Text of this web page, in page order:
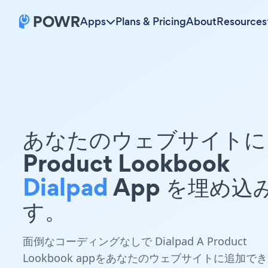
Apps Plans & PricingAboutResources
あなたのウェブサイト
Product Lookbook
DialpadApp を埋め込
す。
面倒なコーディングなしで Dialpad A Product
Lookbook appをあなたのウェブサイトに追加でき